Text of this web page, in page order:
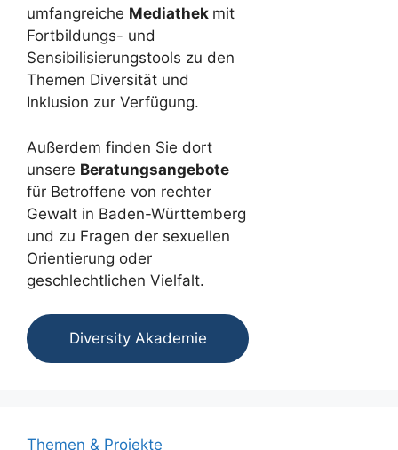
umfangreiche Mediathek mit
Fortbildungs- und
Sensibilisierungstools zu den
Themen Diversität und
Inklusion zur Verfügung.
Außerdem finden Sie dort
unsere Beratungsangebote
für Betroffene von rechter
Gewalt in Baden-Württemberg
und zu Fragen der sexuellen
Orientierung oder
geschlechtlichen Vielfalt.
Diversity Akademie
Themen & Projekte